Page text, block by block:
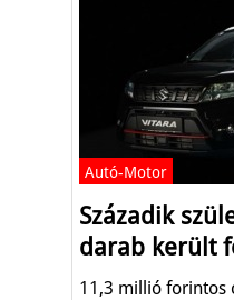
Autó-Motor
Századik
darab került
11,3 millió forintos